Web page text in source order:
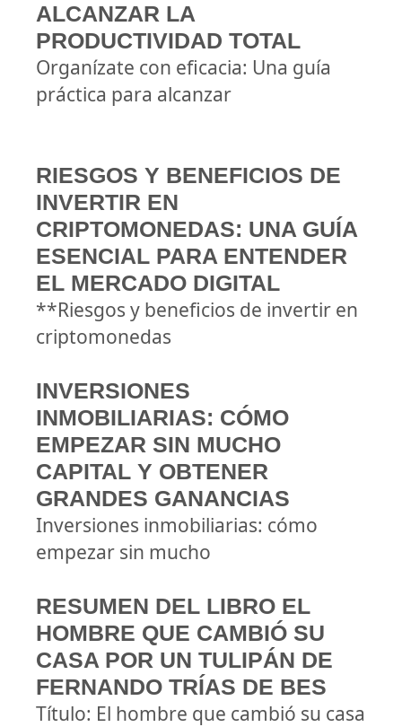
ALCANZAR LA
PRODUCTIVIDAD TOTAL
Organízate con eficacia: Una guía
práctica para alcanzar
RIESGOS Y BENEFICIOS DE
INVERTIR EN
CRIPTOMONEDAS: UNA GUÍA
ESENCIAL PARA ENTENDER
EL MERCADO DIGITAL
**Riesgos y beneficios de invertir en
criptomonedas
INVERSIONES
INMOBILIARIAS: CÓMO
EMPEZAR SIN MUCHO
CAPITAL Y OBTENER
GRANDES GANANCIAS
Inversiones inmobiliarias: cómo
empezar sin mucho
RESUMEN DEL LIBRO EL
HOMBRE QUE CAMBIÓ SU
CASA POR UN TULIPÁN DE
FERNANDO TRÍAS DE BES
Título: El hombre que cambió su casa